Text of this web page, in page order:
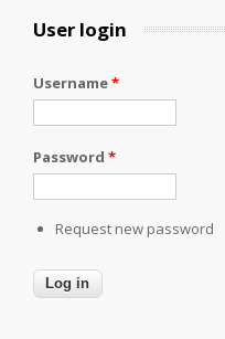
User login
Username*
Password *
Request new password